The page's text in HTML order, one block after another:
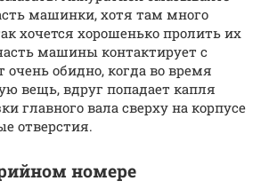
машинки, хотя там много
хочется хорошенько пролить их
машины контактирует с
обидно, когда во время
вещь, вдруг попадает капля
главного вала сверху на корпусе
отверстия.
номере